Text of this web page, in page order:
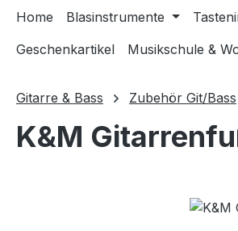
Home Blasinstrumente
Geschenkartikel
Musikschule &
Gitarre & Bass Zubehör Git/Bass
K&M